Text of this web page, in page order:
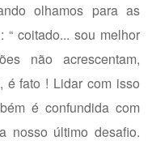
olhamos para as
“ coitado... sou melhor
não acrescentam,
é fato ! Lidar com isso
é confundida com
nosso último desafio.